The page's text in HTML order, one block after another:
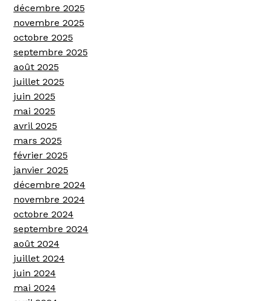
décembre 2025
novembre 2025
octobre 2025
septembre 2025
août 2025
juillet 2025
juin 2025
mai 2025
avril 2025
mars 2025
février 2025
janvier 2025
décembre 2024
novembre 2024
octobre 2024
septembre 2024
août 2024
juillet 2024
juin 2024
mai 2024